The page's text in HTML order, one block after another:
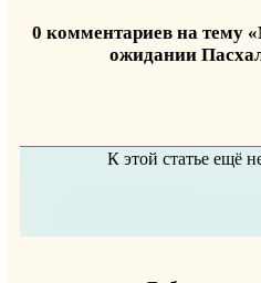
0 комментариев на тему
ожидании
К этой статье ещё